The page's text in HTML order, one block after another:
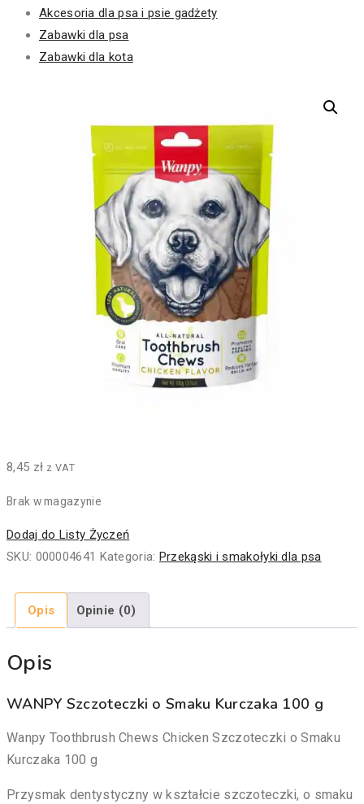
Akcesoria dla psa i psie gadżety
Zabawki dla psa
Zabawki dla kota
8,45 zł z VAT
Brak w magazynie
Dodaj do Listy Życzeń
SKU: 000004641 Kategoria: Przekąski i smakołyki dla psa
Opis Opinie (0)
Opis
WANPY Szczoteczki o Smaku Kurczaka 100 g
Wanpy Toothbrush Chews Chicken Szczoteczki o Smaku
Kurczaka 100 g
Przysmak dentystyczny w kształcie szczoteczki, o smaku